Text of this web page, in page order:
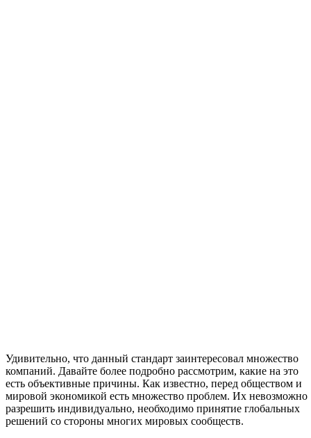
Удивительно, что данный стандарт заинтересовал множество
компаний. Давайте более подробно рассмотрим, какие на это
есть объективные причины. Как известно, перед обществом и
мировой экономикой есть множество проблем. Их невозможно
разрешить индивидуально, необходимо принятие глобальных
решений со стороны многих мировых сообществ.